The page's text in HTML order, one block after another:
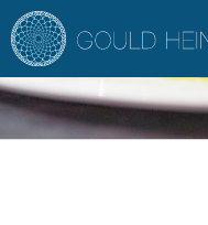
DIREKT